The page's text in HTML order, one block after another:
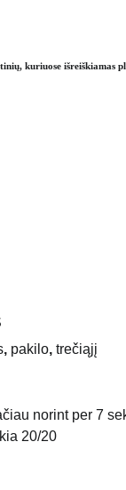
kuriuose išreiškiamas
, pakilo, trečiąjį
norint per 7
20/20